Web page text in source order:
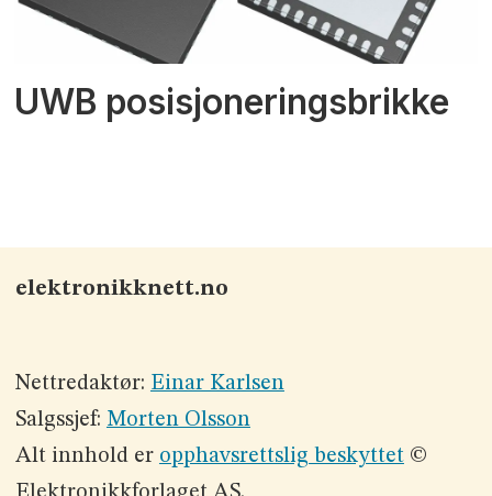
UWB posisjoneringsbrikke
elektronikknett.no
Nettredaktør: Einar Karlsen
Salgssjef: Morten Olsson
Alt innhold er opphavsrettslig beskyttet©